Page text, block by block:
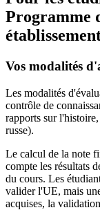
Programme
Vos modalités
Les modalités
contrôle de
rapports sur
russe).
Le calcul de la note
compte les résultats
du cours. Les
valider l'UE, mais
acquises, la